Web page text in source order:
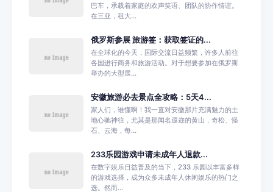
巴车，承载着家庭的欢声笑语、团队的协作情谊。
在三亚，租大...
俄罗斯参展 旅游签：获取签证的...
在全球化的今天，国际交流日益频繁，许多人前往
各国进行商务和旅游活动。对于想要参加在俄罗斯
举办的大型展...
安徽旅游必去景点全攻略：5天4...
家人们，谁懂啊！我一直对安徽那片充满魅力的土
地心驰神往，尤其是那闻名遐迩的黄山，奇松、怪
石、云海，每...
233乐园游戏申请未成年人退款...
在数字娱乐日益普及的当下，233 乐园以丰富多样
的游戏选择，成为众多未成年人休闲娱乐的热门之
选。然而...